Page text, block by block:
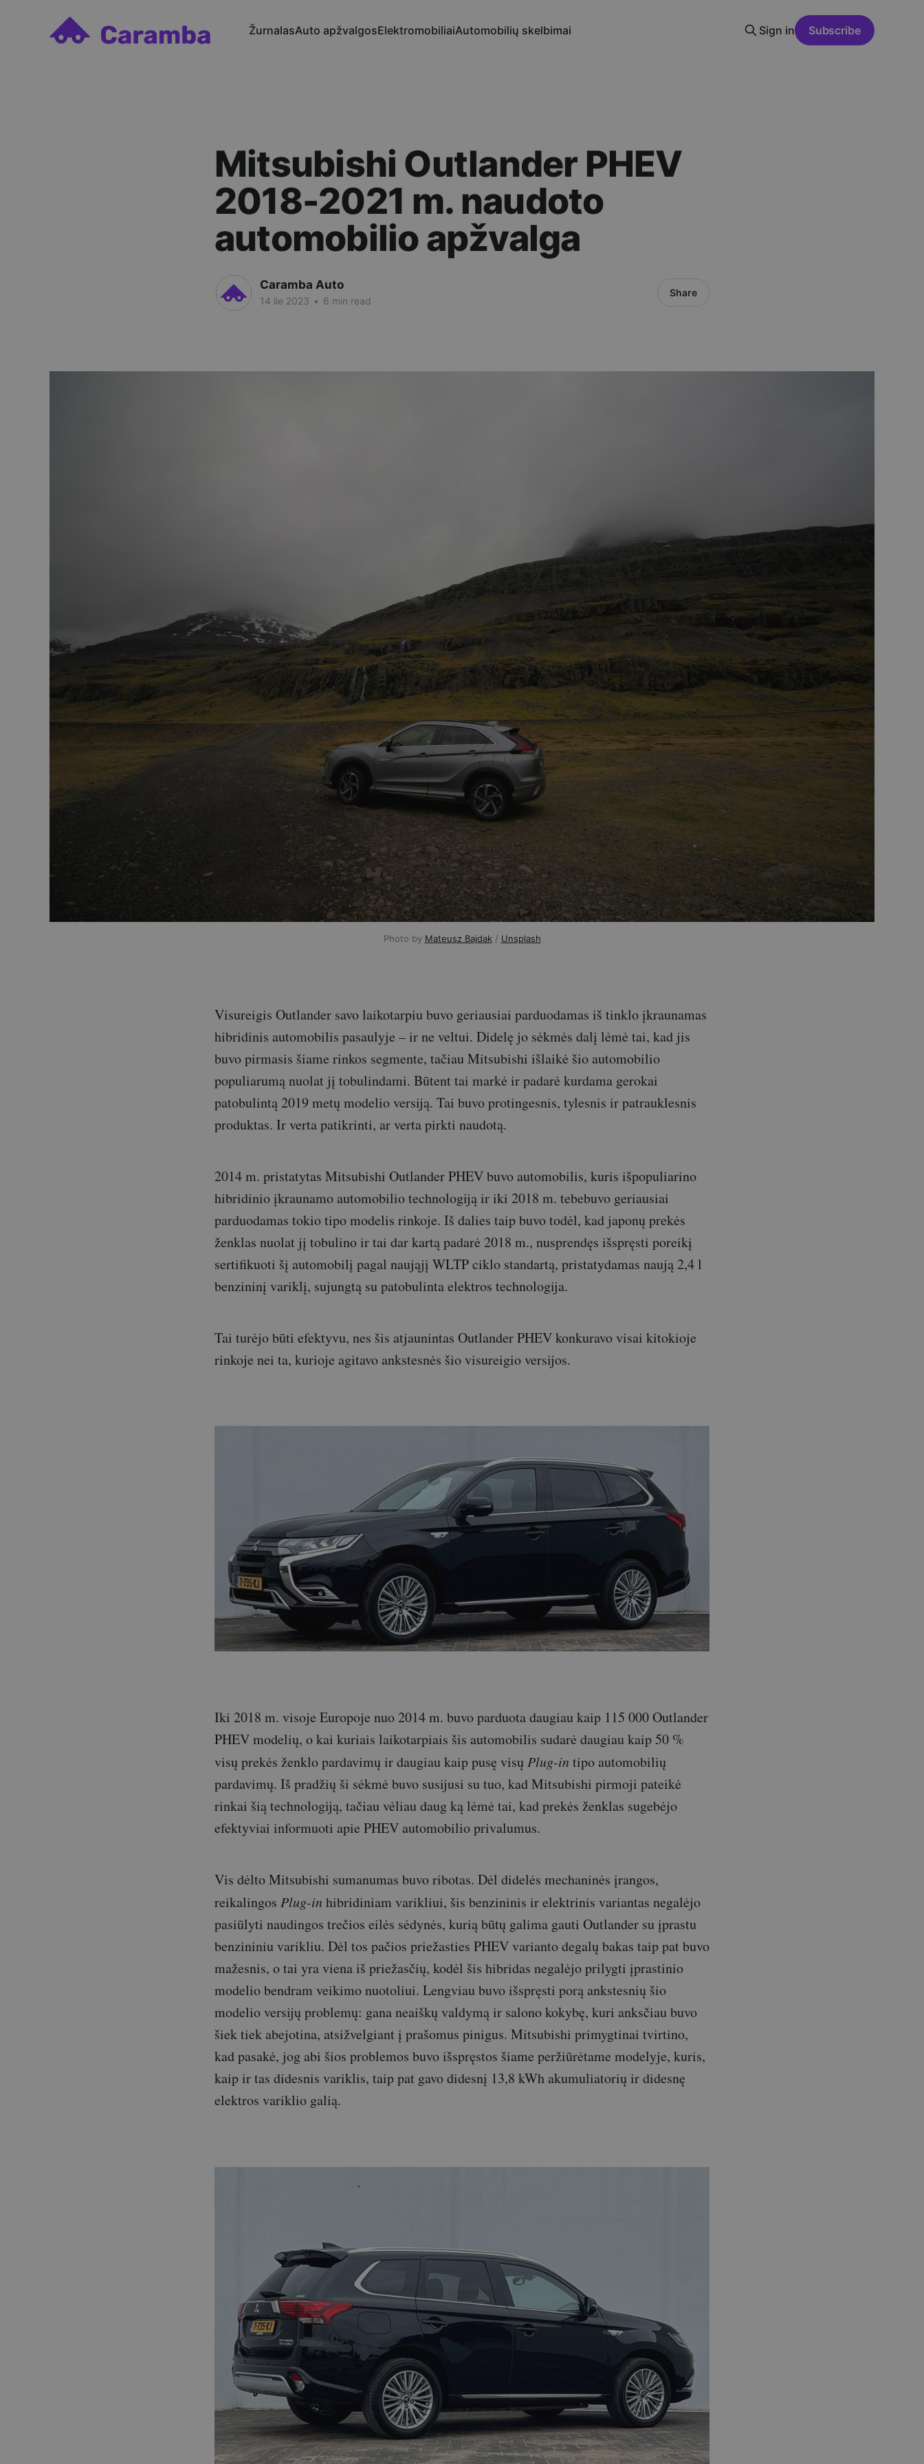
ŽurnalasAuto apžvalgosElektromobiliaiAutomobilių skelbimai Sign in Subscribe
Mitsubishi Outlander PHEV
2018-2021 m. naudoto
automobilio apžvalga
Caramba Auto
14 lie 2023 • 6 min read
Share
Photo by Mateusz Bajdak / Unsplash
Visureigis Outlander savo laikotarpiu buvo geriausiai parduodamas iš tinklo įkraunamas
hibridinis automobilis pasaulyje – ir ne veltui. Didelę jo sėkmės dalį lėmė tai, kad jis
buvo pirmasis šiame rinkos segmente, tačiau Mitsubishi išlaikė šio automobilio
populiarumą nuolat jį tobulindami. Būtent tai markė ir padarė kurdama gerokai
patobulintą 2019 metų modelio versiją. Tai buvo protingesnis, tylesnis ir patrauklesnis
produktas. Ir verta patikrinti, ar verta pirkti naudotą.
2014 m. pristatytas Mitsubishi Outlander PHEV buvo automobilis, kuris išpopuliarino
hibridinio įkraunamo automobilio technologiją ir iki 2018 m. tebebuvo geriausiai
parduodamas tokio tipo modelis rinkoje. Iš dalies taip buvo todėl, kad japonų prekės
ženklas nuolat jį tobulino ir tai dar kartą padarė 2018 m., nusprendęs išspręsti poreikį
sertifikuoti šį automobilį pagal naująjį WLTP ciklo standartą, pristatydamas naują 2,4 l
benzininį variklį, sujungtą su patobulinta elektros technologija.
Tai turėjo būti efektyvu, nes šis atjaunintas Outlander PHEV konkuravo visai kitokioje
rinkoje nei ta, kurioje agitavo ankstesnės šio visureigio versijos.
Iki 2018 m. visoje Europoje nuo 2014 m. buvo parduota daugiau kaip 115 000 Outlander
PHEV modelių, o kai kuriais laikotarpiais šis automobilis sudarė daugiau kaip 50 %
visų prekės ženklo pardavimų ir daugiau kaip pusę visų Plug-in tipo automobilių
pardavimų. Iš pradžių ši sėkmė buvo susijusi su tuo, kad Mitsubishi pirmoji pateikė
rinkai šią technologiją, tačiau vėliau daug ką lėmė tai, kad prekės ženklas sugebėjo
efektyviai informuoti apie PHEV automobilio privalumus.
Vis dėlto Mitsubishi sumanumas buvo ribotas. Dėl didelės mechaninės įrangos,
reikalingos Plug-in hibridiniam varikliui, šis benzininis ir elektrinis variantas negalėjo
pasiūlyti naudingos trečios eilės sėdynės, kurią būtų galima gauti Outlander su įprastu
benzininiu varikliu. Dėl tos pačios priežasties PHEV varianto degalų bakas taip pat buvo
mažesnis, o tai yra viena iš priežasčių, kodėl šis hibridas negalėjo prilygti įprastinio
modelio bendram veikimo nuotoliui. Lengviau buvo išspręsti porą ankstesnių šio
modelio versijų problemų: gana neaiškų valdymą ir salono kokybę, kuri anksčiau buvo
šiek tiek abejotina, atsižvelgiant į prašomus pinigus. Mitsubishi primygtinai tvirtino,
kad pasakė, jog abi šios problemos buvo išspręstos šiame peržiūrėtame modelyje, kuris,
kaip ir tas didesnis variklis, taip pat gavo didesnį 13,8 kWh akumuliatorių ir didesnę
elektros variklio galią.